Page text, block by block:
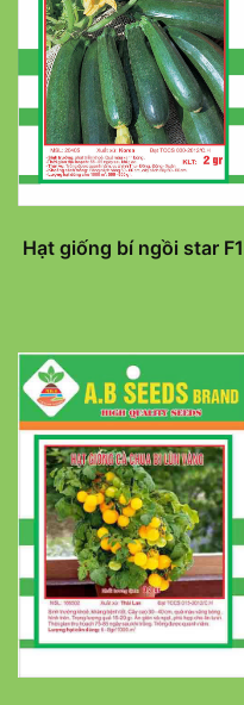
Hạt giống bí ngồi star F1